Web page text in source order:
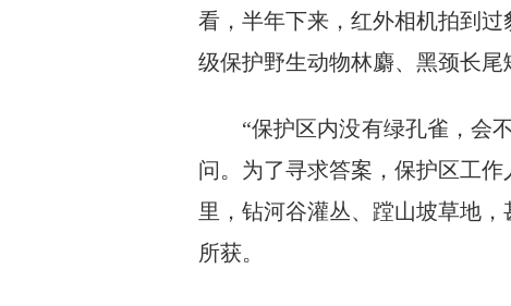
看，半年下来，红外相机拍到
级保护野生动物林麝、黑颈长尾
“保护区内没有绿孔雀，会不
问。为了寻求答案，保护区工
里，钻河谷灌丛、蹚山坡草地
所获。